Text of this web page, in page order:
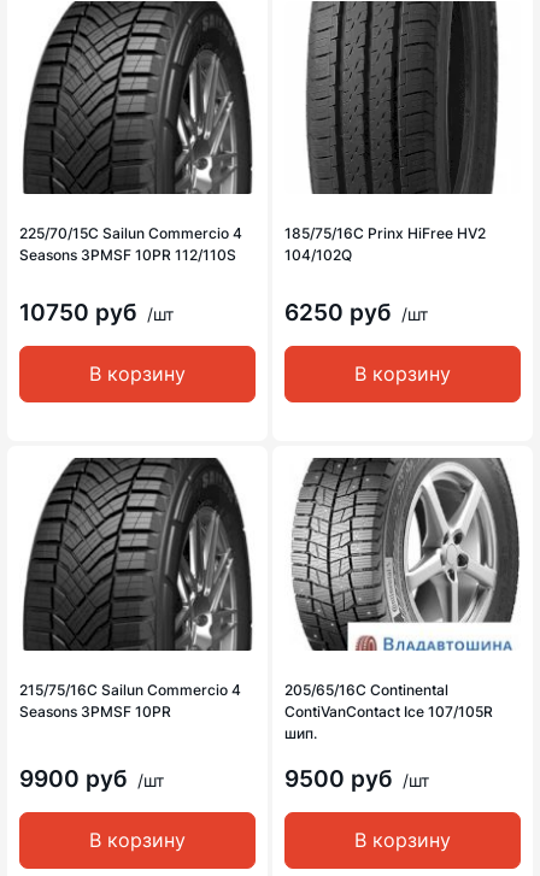
225/70/15C Sailun Commercio 4
Seasons 3PMSF 10PR 112/110S
10750 руб /шт
В корзину
185/75/16C Prinx HiFree HV2
104/102Q
6250 руб /шт
В корзину
215/75/16C Sailun Commercio 4
Seasons 3PMSF 10PR
9900 руб /шт
В корзину
205/65/16C Continental
ContiVanContact Ice 107/105R
шип.
9500 руб /шт
В корзину